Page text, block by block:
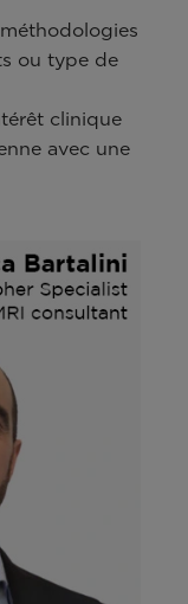
ou type de
clinique
avec une